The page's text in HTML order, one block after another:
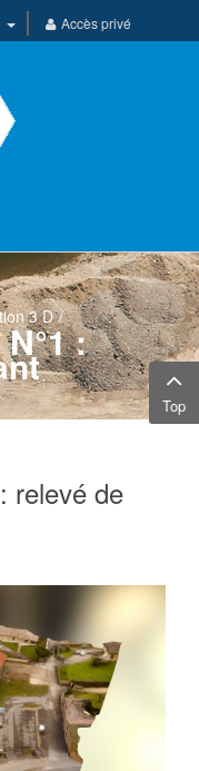
Accès privé
3 D
:
relevé de
Top